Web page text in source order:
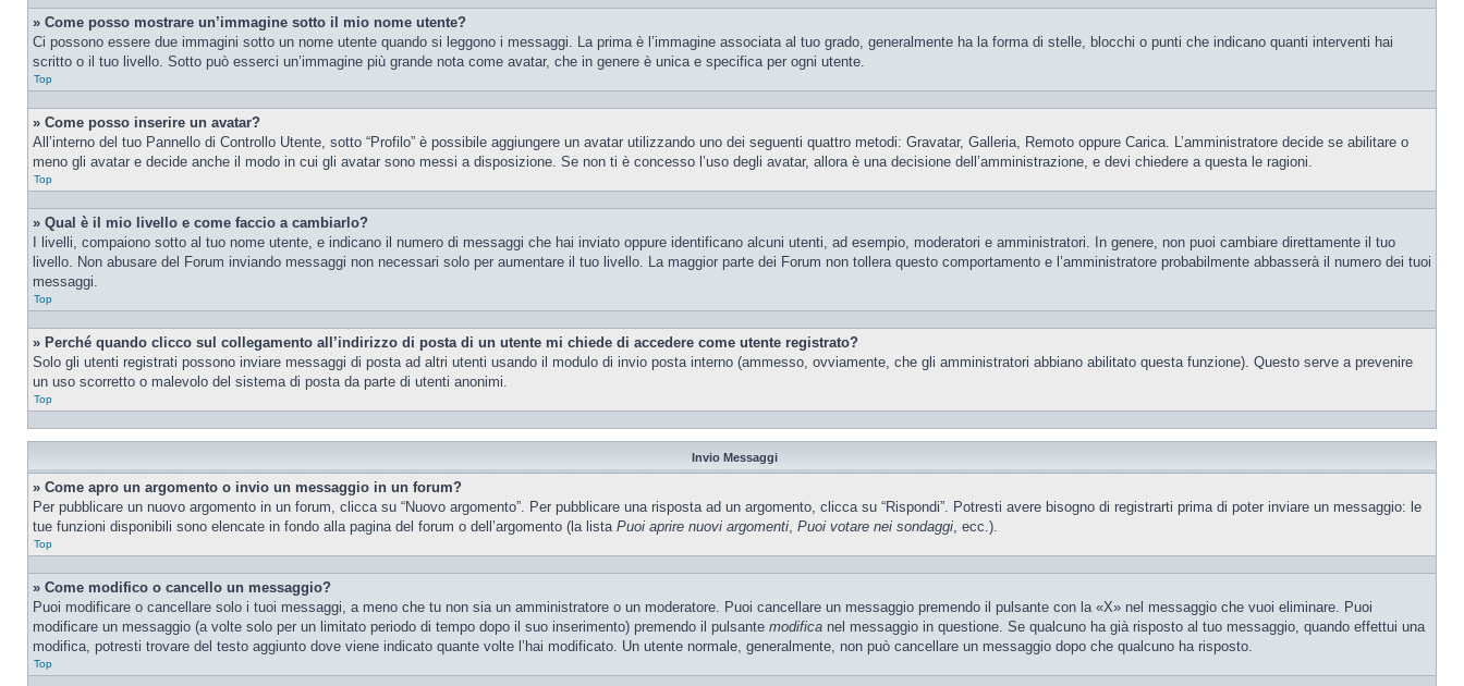
» Come posso mostrare un’immagine sotto il mio nome utente?
Ci possono essere due immagini sotto un nome utente quando si leggono i messaggi. La prima è l’immagine associata al tuo grado, generalmente ha la forma di stelle, blocchi o punti che indicano quanti interventi hai
scritto o il tuo livello. Sotto può esserci un’immagine più grande nota come avatar, che in genere è unica e specifica per ogni utente.
Top
» Come posso inserire un avatar?
All’interno del tuo Pannello di Controllo Utente, sotto “Profilo” è possibile aggiungere un avatar utilizzando uno dei seguenti quattro metodi: Gravatar, Galleria, Remoto oppure Carica. L’amministratore decide se abilitare o
meno gli avatar e decide anche il modo in cui gli avatar sono messi a disposizione. Se non ti è concesso l’uso degli avatar, allora è una decisione dell’amministrazione, e devi chiedere a questa le ragioni.
Top
» Qual è il mio livello e come faccio a cambiarlo?
I livelli, compaiono sotto al tuo nome utente, e indicano il numero di messaggi che hai inviato oppure identificano alcuni utenti, ad esempio, moderatori e amministratori. In genere, non puoi cambiare direttamente il tuo
livello. Non abusare del Forum inviando messaggi non necessari solo per aumentare il tuo livello. La maggior parte dei Forum non tollera questo comportamento e l’amministratore probabilmente abbasserà il numero dei tuoi
messaggi.
Top
» Perché quando clicco sul collegamento all’indirizzo di posta di un utente mi chiede di accedere come utente registrato?
Solo gli utenti registrati possono inviare messaggi di posta ad altri utenti usando il modulo di invio posta interno (ammesso, ovviamente, che gli amministratori abbiano abilitato questa funzione). Questo serve a prevenire
un uso scorretto o malevolo del sistema di posta da parte di utenti anonimi.
Top
Invio Messaggi
» Come apro un argomento o invio un messaggio in un forum?
Per pubblicare un nuovo argomento in un forum, clicca su “Nuovo argomento”. Per pubblicare una risposta ad un argomento, clicca su “Rispondi”. Potresti avere bisogno di registrarti prima di poter inviare un messaggio: le
tue funzioni disponibili sono elencate in fondo alla pagina del forum o dell’argomento (la lista Puoi aprire nuovi argomenti, Puoi votare nei sondaggi, ecc.).
Top
» Come modifico o cancello un messaggio?
Puoi modificare o cancellare solo i tuoi messaggi, a meno che tu non sia un amministratore o un moderatore. Puoi cancellare un messaggio premendo il pulsante con la «X» nel messaggio che vuoi eliminare. Puoi
modificare un messaggio (a volte solo per un limitato periodo di tempo dopo il suo inserimento) premendo il pulsante modifica nel messaggio in questione. Se qualcuno ha già risposto al tuo messaggio, quando effettui una
modifica, potresti trovare del testo aggiunto dove viene indicato quante volte l’hai modificato. Un utente normale, generalmente, non può cancellare un messaggio dopo che qualcuno ha risposto.
Top